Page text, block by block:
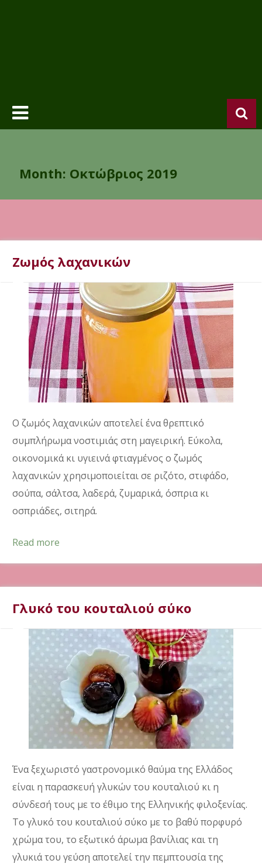
Month: Οκτώβριος 2019
Ζωμός λαχανικών
Ο ζωμός λαχανικών αποτελεί ένα θρεπτικό
συμπλήρωμα νοστιμιάς στη μαγειρική. Εύκολα,
οικονομικά κι υγιεινά φτιαγμένος ο ζωμός
λαχανικών χρησιμοποιείται σε ριζότο, στιφάδο,
σούπα, σάλτσα, λαδερά, ζυμαρικά, όσπρια κι
οσπριάδες, σιτηρά.
Read more
Γλυκό του κουταλιού σύκο
Ένα ξεχωριστό γαστρονομικό θαύμα της Ελλάδος
είναι η παρασκευή γλυκών του κουταλιού κι η
σύνδεσή τους με το έθιμο της Ελληνικής φιλοξενίας.
Το γλυκό του κουταλιού σύκο με το βαθύ πορφυρό
χρώμα του, το εξωτικό άρωμα βανίλιας και τη
γλυκιά του γεύση αποτελεί την πεμπτουσία της